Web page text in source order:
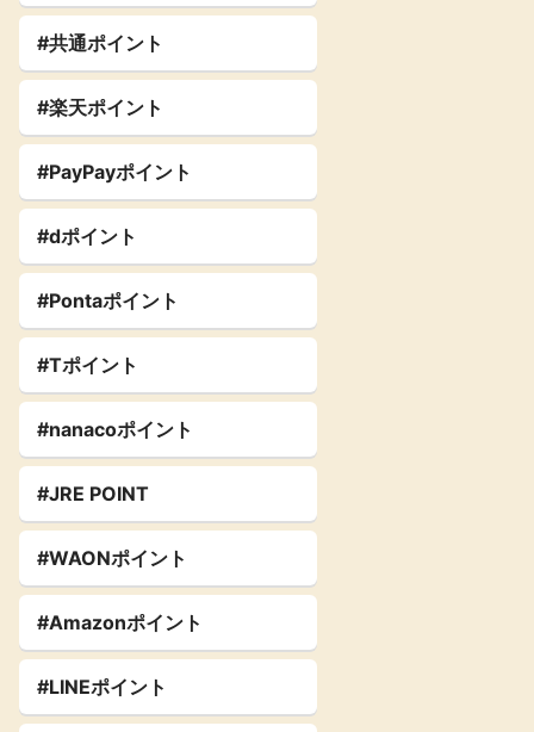
#共通ポイント
#楽天ポイント
#PayPayポイント
#dポイント
#Pontaポイント
#Tポイント
#nanacoポイント
#JRE POINT
#WAONポイント
#Amazonポイント
#LINEポイント